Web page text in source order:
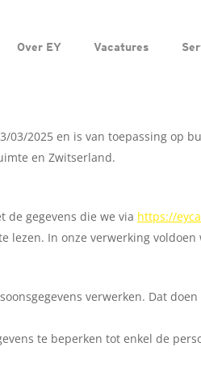
Over EY Vacatures
03/2025 en is van toepassing op
en Zwitserland.
de gegevens die we via https://
lezen. In onze verwerking voldoen
verwerken. Dat doen
te beperken tot enkel de